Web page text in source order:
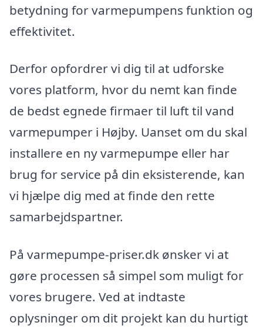
betydning for varmepumpens funktion og
effektivitet.
Derfor opfordrer vi dig til at udforske
vores platform, hvor du nemt kan finde
de bedst egnede firmaer til luft til vand
varmepumper i Højby. Uanset om du skal
installere en ny varmepumpe eller har
brug for service på din eksisterende, kan
vi hjælpe dig med at finde den rette
samarbejdspartner.
På varmepumpe-priser.dk ønsker vi at
gøre processen så simpel som muligt for
vores brugere. Ved at indtaste
oplysninger om dit projekt kan du hurtigt